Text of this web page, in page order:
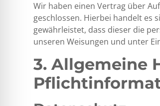
Wir haben einen Vertrag über
geschlossen. Hierbei handelt es
gewährleistet, dass dieser die
unseren Weisungen und unter
3. Allgemeine